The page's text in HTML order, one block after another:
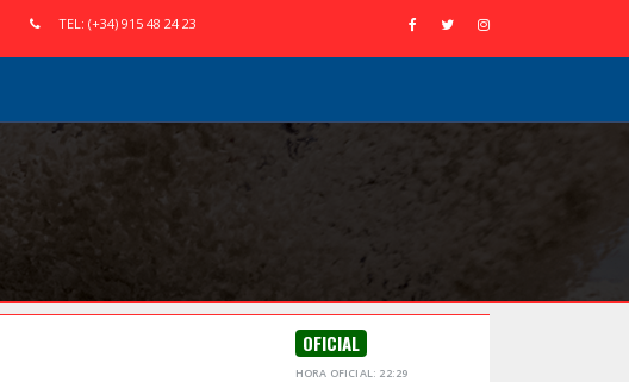
TEL: (+34) 915 48 24 23
OFICIAL
HORA OFICIAL: 22:29